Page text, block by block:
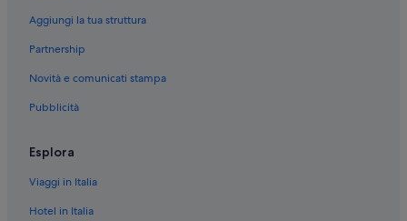
Lombardia: Aparthotel
Stazione metro di Cordusio: Ostelli
Aggiungi la tua struttura
Partnership
Novità e comunicati stampa
Pubblicità
Esplora
Viaggi in Italia
Hotel in Italia